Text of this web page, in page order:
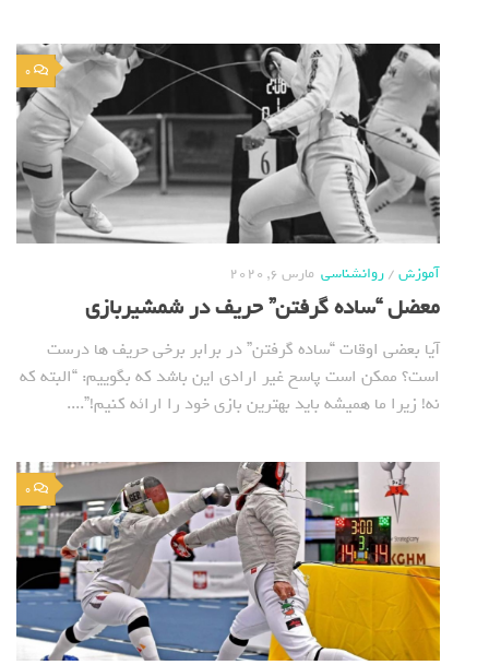
0
آموزش/روانشناسی مارس 6, 2020
معضل “ساده گرفتن” حریف در شمشیربازی
آیا بعضی اوقات “ساده گرفتن” در برابر برخی حریف ها درست
است؟ ممکن است پاسخ غیر ارادی این باشد که بگوییم: “البته که
نه! زیرا ما همیشه باید بهترین بازی خود را ارائه کنیم!”....
0